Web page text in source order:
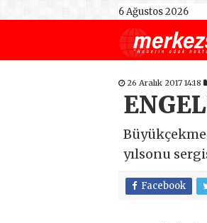
6 Ağustos 2026
26 Aralık 2017 14:18
yılsonu
Facebook